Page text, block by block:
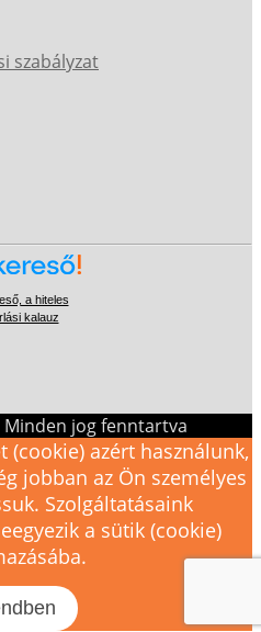
szabályzat
a hiteles
kalauz
Minden jog fenntartva
(cookie) azért használunk,
jobban az Ön személyes
Szolgáltatásaink
a sütik (cookie)